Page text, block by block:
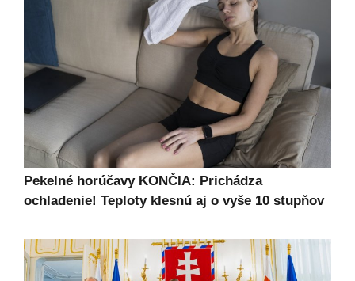
Pekelné horúčavy KONČIA: Prichádza
ochladenie! Teploty klesnú aj o vyše 10 stupňov